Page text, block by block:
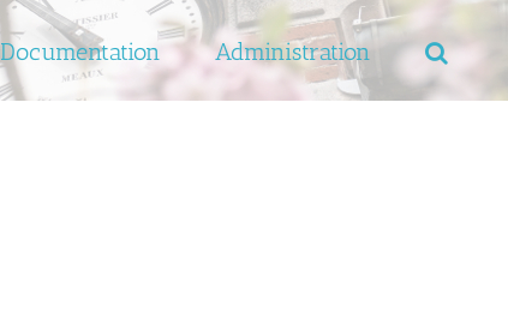
Documentation Administration